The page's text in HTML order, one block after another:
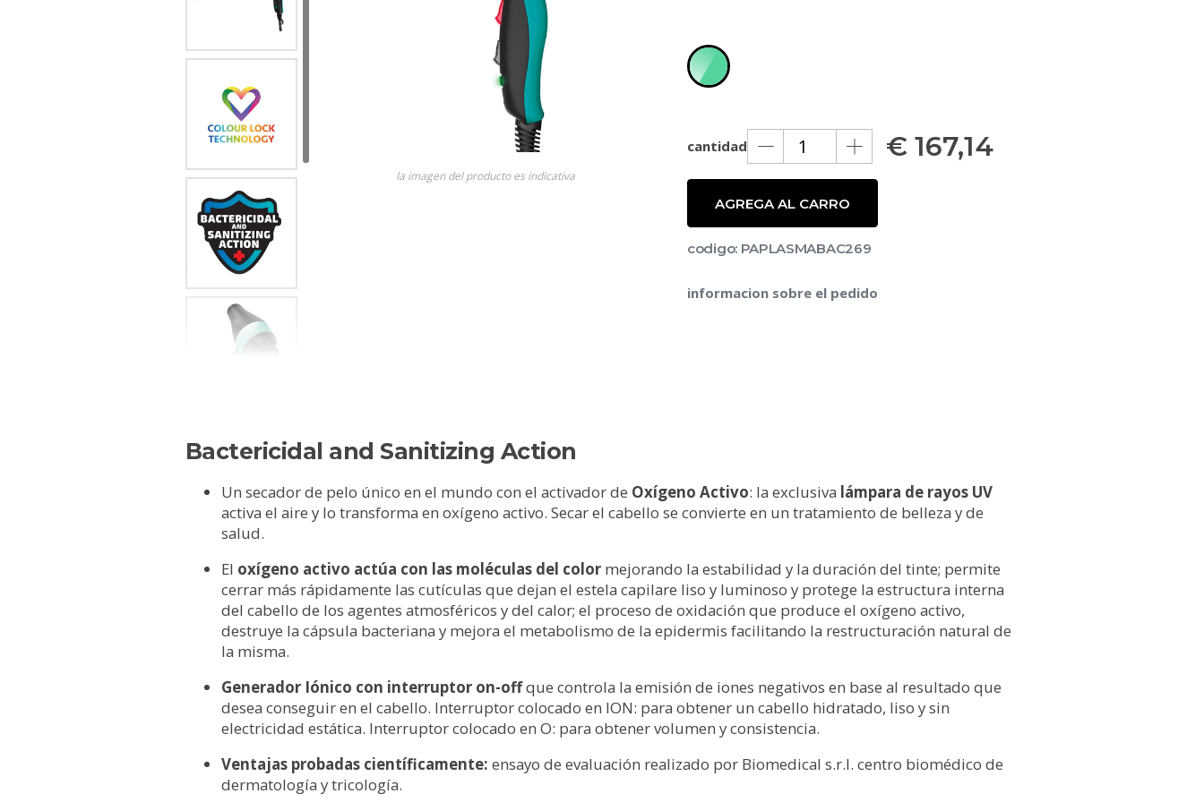
Ricambi tutti i modelli
descubre todos nuestros productos
la imagen del producto es indicativa
cantidad € 167,14
AGREGA AL CARRO
codigo: PAPLASMABAC269
informacion sobre el pedido
Bactericidal and Sanitizing Action
Un secador de pelo único en el mundo con el activador de Oxígeno Activo: la exclusiva lámpara de rayos UV
activa el aire y lo transforma en oxígeno activo. Secar el cabello se convierte en un tratamiento de belleza y de
salud.
El oxígeno activo actúa con las moléculas del color mejorando la estabilidad y la duración del tinte; permite
cerrar más rápidamente las cutículas que dejan el estela capilare liso y luminoso y protege la estructura interna
del cabello de los agentes atmosféricos y del calor; el proceso de oxidación que produce el oxígeno activo,
destruye la cápsula bacteriana y mejora el metabolismo de la epidermis facilitando la restructuración natural de
la misma.
Generador Iónico con interruptor on-offque controla la emisión de iones negativos en base al resultado que
desea conseguir en el cabello. Interruptor colocado en ION: para obtener un cabello hidratado, liso y sin
electricidad estática. Interruptor colocado en O: para obtener volumen y consistencia.
Ventajas probadas científicamente: ensayo de evaluación realizado por Biomedical s.r.l. centro biomédico de
dermatología y tricología.